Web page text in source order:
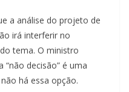
a análise do projeto de
irá interferir no
tema. O ministro
decisão” é uma
há essa opção.